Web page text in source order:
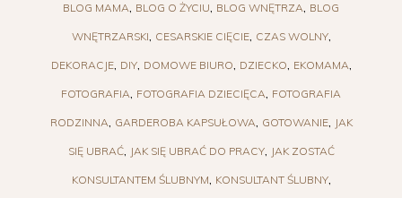
BLOG MAMA BLOG O ŻYCIU BLOG WNĘTRZA BLOG
WNĘTRZARSKI CESARSKIE CIĘCIE CZAS WOLNY
DEKORACJE DIY DOMOWE BIURO DZIECKO EKOMAMA
FOTOGRAFIA FOTOGRAFIA DZIECIĘCA FOTOGRAFIA
RODZINNA GARDEROBA KAPSUŁOWA GOTOWANIE JAK
SIĘ UBRAĆ JAK SIĘ UBRAĆ DO PRACY JAK ZOSTAĆ
KONSULTANTEM ŚLUBNYM KONSULTANT ŚLUBNY